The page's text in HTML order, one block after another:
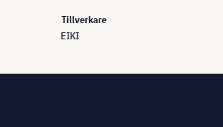
Tillverkare
EIKI